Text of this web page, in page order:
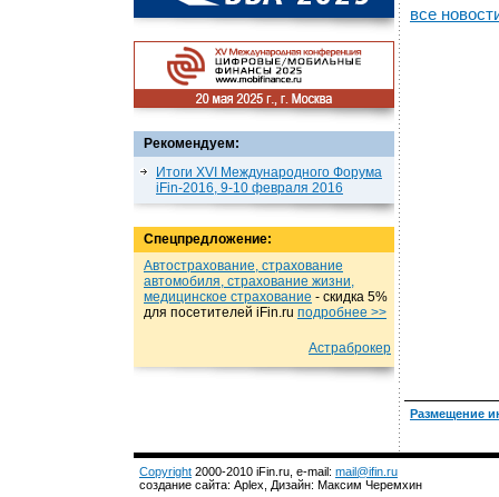
Рекомендуем:
Итоги XVI Международного Форума
iFin-2016, 9-10 февраля 2016
Спецпредложение:
Автострахование, страхование
автомобиля, страхование жизни,
медицинское страхование - cкидка 5%
для посетителей iFin.ru подробнеe >>
Астраброкер
все
Размещение
Copyright 2000-2010 iFin.ru, e-mail: mail@ifin.ru
создание сайта: Aplex, Дизайн: Максим Черемхин